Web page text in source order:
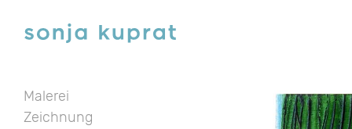
Malerei
Zeichnung